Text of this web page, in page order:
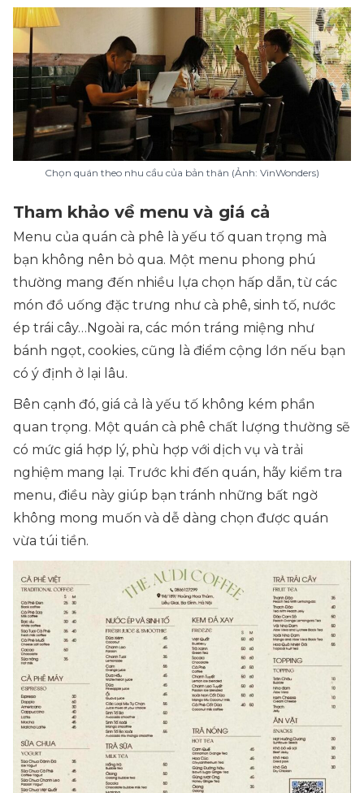
Chọn quán theo nhu cầu của bản thân (Ảnh: VinWonders)
Tham khảo về menu và giá cả
Menu của quán cà phê là yếu tố quan trọng mà
bạn không nên bỏ qua. Một menu phong phú
thường mang đến nhiều lựa chọn hấp dẫn, từ các
món đồ uống đặc trưng như cà phê, sinh tố, nước
ép trái cây…Ngoài ra, các món tráng miệng như
bánh ngọt, cookies, cũng là điểm cộng lớn nếu bạn
có ý định ở lại lâu.
Bên cạnh đó, giá cả là yếu tố không kém phần
quan trọng. Một quán cà phê chất lượng thường sẽ
có mức giá hợp lý, phù hợp với dịch vụ và trải
nghiệm mang lại. Trước khi đến quán, hãy kiểm tra
menu, điều này giúp bạn tránh những bất ngờ
không mong muốn và dễ dàng chọn được quán
vừa túi tiền.